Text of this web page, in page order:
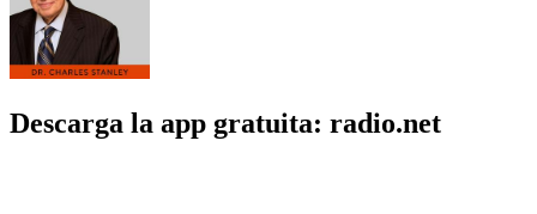
Descarga la app gratuita: radio.net